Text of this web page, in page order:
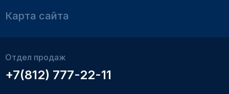
Карта сайта
Отдел продаж
+7(812) 777-22-11